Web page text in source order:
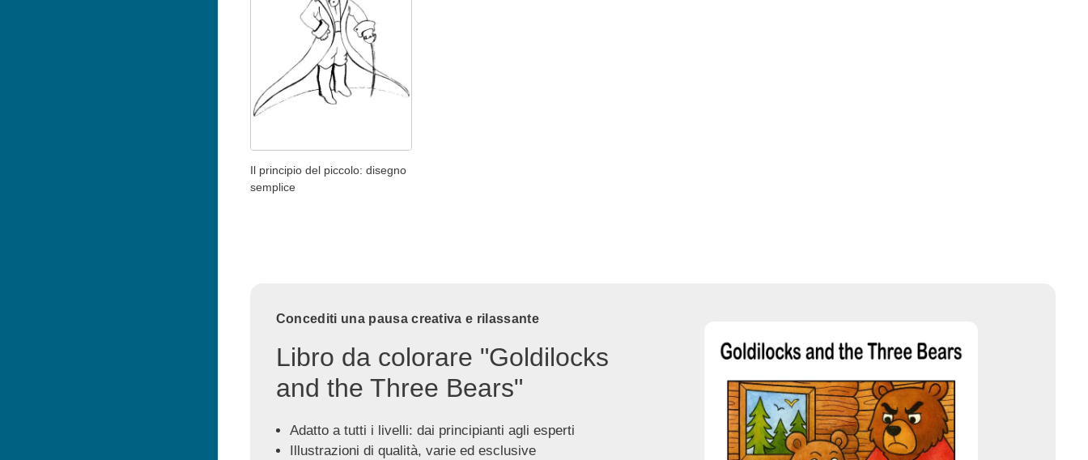
Il principio del piccolo: disegno
semplice
Concediti una pausa creativa e rilassante
Libro da colorare "Goldilocks
and the Three Bears"
Adatto a tutti i livelli: dai principianti agli esperti
Illustrazioni di qualità, varie ed esclusive